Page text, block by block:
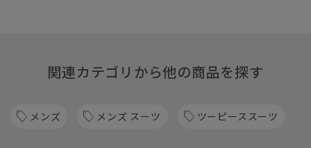
関連カテゴリから他の商品を探す
メンズ メンズ スーツ ツーピーススーツ